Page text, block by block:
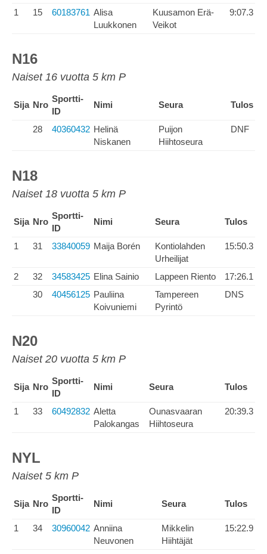
1 15 60183761 Alisa
Luukkonen
Kuusamon Erä-
Veikot
9:07.3
N16
Naiset 16 vuotta 5 km P
Sija Nro
Sportti-
ID
Nimi Seura Tulos
28 40360432 Helinä
Niskanen
Puijon
Hiihtoseura
DNF
N18
Naiset 18 vuotta 5 km P
Sija Nro
Sportti-
ID
Nimi Seura Tulos
1 31 33840059 Maija Borén
Kontiolahden
Urheilijat
15:50.3
2 32 34583425 Elina Sainio Lappeen Riento
17:26.1
30
40456125 Pauliina
Koivuniemi
Tampereen
Pyrintö
DNS
N20
Naiset 20 vuotta 5 km P
Sija Nro
Sportti-
ID
Nimi Seura Tulos
1 33 60492832 Aletta
Palokangas
Ounasvaaran
Hiihtoseura
20:39.3
NYL
Naiset 5 km P
Sija Nro
Sportti-
ID
Nimi Seura Tulos
1 34 30960042 Anniina
Neuvonen
Mikkelin
Hiihtäjät
15:22.9